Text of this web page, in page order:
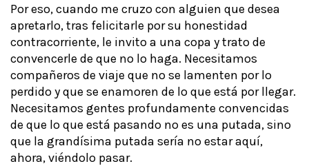
Por eso, cuando me cruzo con alguien que desea
apretarlo, tras felicitarle por su honestidad
contracorriente, le invito a una copa y trato de
convencerle de que no lo haga. Necesitamos
compañeros de viaje que no se lamenten por lo
perdido y que se enamoren de lo que está por llegar.
Necesitamos gentes profundamente convencidas
de que lo que está pasando no es una putada, sino
que la grandísima putada sería no estar aquí,
ahora, viéndolo pasar.